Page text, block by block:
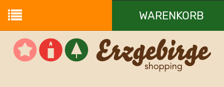
WARENKORB
Ihr Warenkorb ist leer.